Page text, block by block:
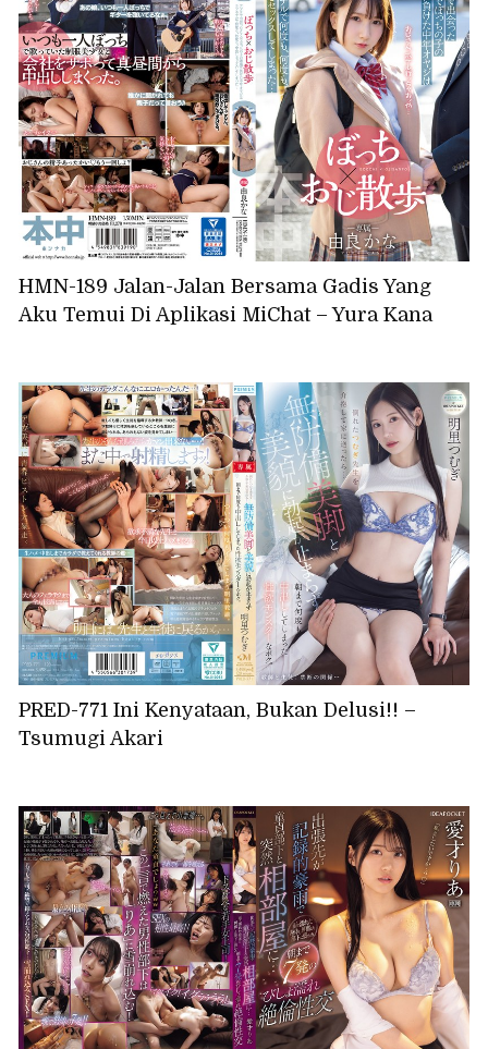
HMN-189 Jalan-Jalan Bersama Gadis Yang
Aku Temui Di Aplikasi MiChat – Yura Kana
PRED-771 Ini Kenyataan, Bukan Delusi!! –
Tsumugi Akari